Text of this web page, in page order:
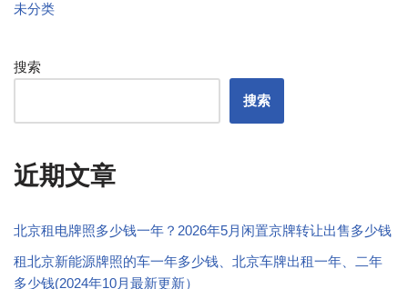
未分类
搜索
搜索
近期文章
北京租电牌照多少钱一年？2026年5月闲置京牌转让出售多少钱
租北京新能源牌照的车一年多少钱、北京车牌出租一年、二年
多少钱(2024年10月最新更新）